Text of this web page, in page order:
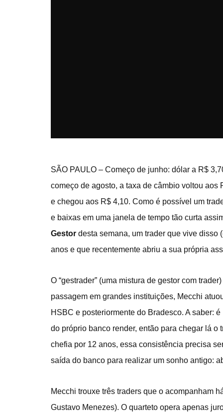
SÃO PAULO – Começo de junho: dólar a R$
começo de agosto, a taxa de câmbio voltou
e chegou aos R$ 4,10. Como é possível um
e baixas em uma janela de tempo tão curta
Gestor desta semana, um trader que vive disso
anos e que recentemente abriu a sua própria
O “gestrader” (uma mistura de gestor com
passagem em grandes instituições, Mecchi
HSBC e posteriormente do Bradesco. A saber:
do próprio banco render, então para chegar lá
chefia por 12 anos, essa consistência precisa
saída do banco para realizar um sonho antigo:
Mecchi trouxe três traders que o acompanham
Gustavo Menezes). O quarteto opera apenas